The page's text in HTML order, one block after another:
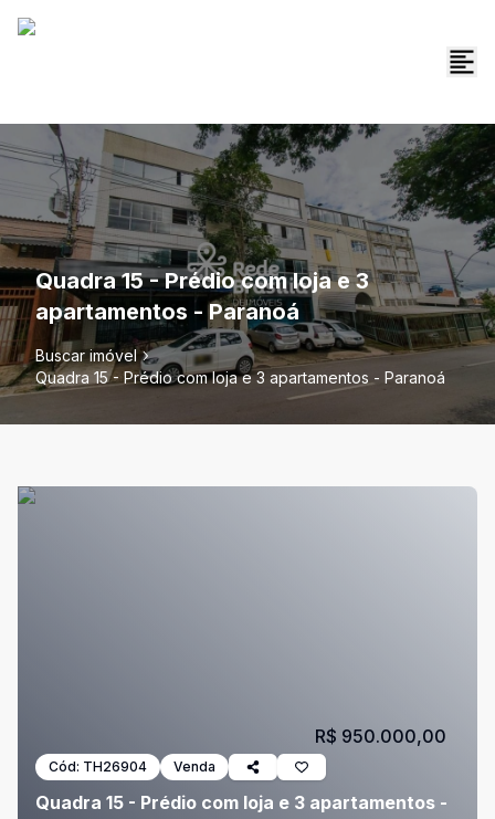
Quadra 15 - Prédio com loja e 3
apartamentos - Paranoá
Buscar imóvel
Quadra 15 - Prédio com loja e 3 apartamentos - Paranoá
Cód: TH26904 Venda
Quadra 15 - Prédio com loja e 3 apartamentos -
R$ 950.000,00